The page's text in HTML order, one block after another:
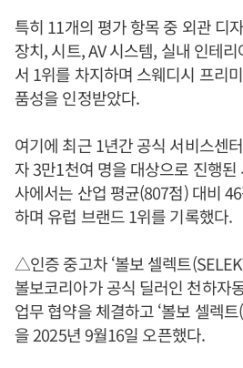
특히 11개의 평가 항목 중 외관 디
장치, 시트, AV 시스템, 실내 인테
서 1위를 차지하며 스웨디시 프리
품성을 인정받았다.
여기에 최근 1년간 공식 서비스센
자 3만1천여 명을 대상으로 진행된
사에서는 산업 평균(807점) 대비
하며 유럽 브랜드 1위를 기록했다.
△인증 중고차 ‘볼보 셀렉트
볼보코리아가 공식 딜러인 천하자
업무 협약을 체결하고 ‘볼보 셀렉
을 2025년 9월16일 오픈했다.